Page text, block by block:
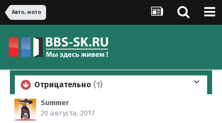
Авто, мото
Отрицательно (1)
Summer
20 августа, 2017